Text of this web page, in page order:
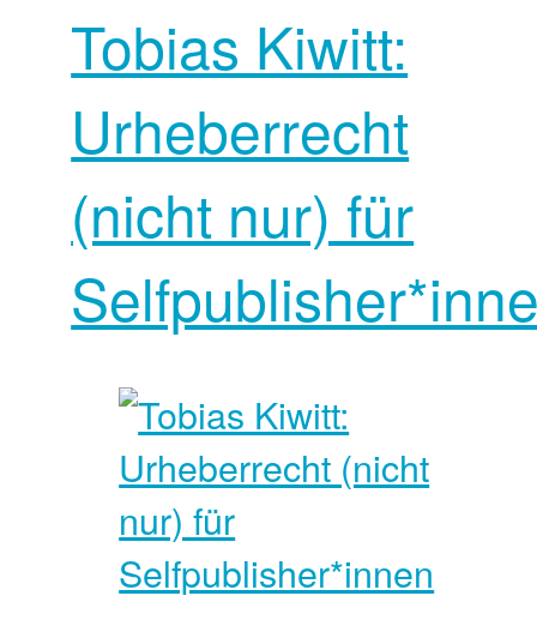
Tobias Kiwitt:
Urheberrecht
(nicht nur) für